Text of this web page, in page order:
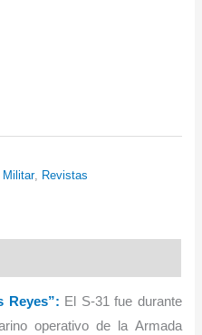
Militar, Revistas
Reyes”: El S-31 fue durante
operativo de la Armada